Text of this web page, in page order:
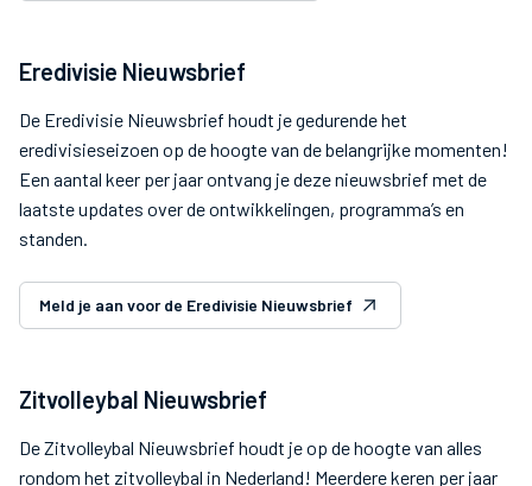
Eredivisie Nieuwsbrief
De Eredivisie Nieuwsbrief houdt je gedurende het
eredivisieseizoen op de hoogte van de belangrijke momenten!
Een aantal keer per jaar ontvang je deze nieuwsbrief met de
laatste updates over de ontwikkelingen, programma’s en
standen.
Meld je aan voor de Eredivisie Nieuwsbrief
Zitvolleybal Nieuwsbrief
De Zitvolleybal Nieuwsbrief houdt je op de hoogte van alles
rondom het zitvolleybal in Nederland! Meerdere keren per jaar